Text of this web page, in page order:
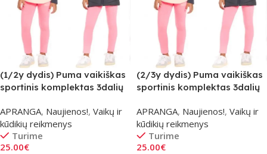
(1/2y dydis) Puma vaikiškas
sportinis komplektas 3dalių
APRANGA, Naujienos!, Vaikų ir
kūdikių reikmenys
Turime
25.00€
(2/3y dydis) Puma vaikiškas
sportinis komplektas 3dalių
APRANGA, Naujienos!, Vaikų ir
kūdikių reikmenys
Turime
25.00€